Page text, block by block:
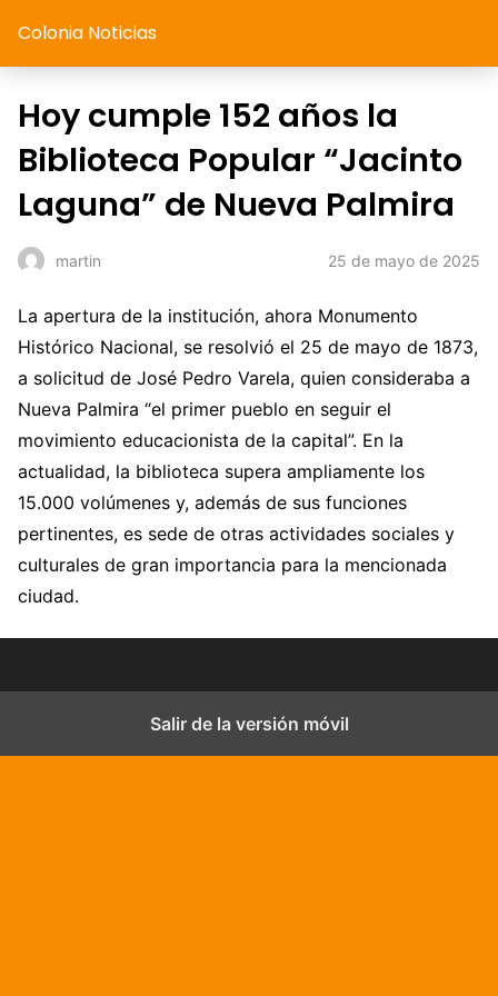
Colonia Noticias
Hoy cumple 152 años la
Biblioteca Popular “Jacinto
Laguna” de Nueva Palmira
martin 25 de mayo de 2025
La apertura de la institución, ahora Monumento
Histórico Nacional, se resolvió el 25 de mayo de 1873,
a solicitud de José Pedro Varela, quien consideraba a
Nueva Palmira “el primer pueblo en seguir el
movimiento educacionista de la capital”. En la
actualidad, la biblioteca supera ampliamente los
15.000 volúmenes y, además de sus funciones
pertinentes, es sede de otras actividades sociales y
culturales de gran importancia para la mencionada
ciudad.
Salir de la versión móvil